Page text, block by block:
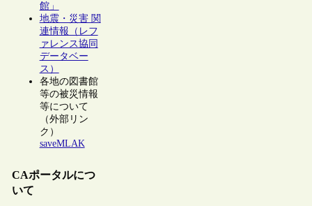
館」
地震・災害 関
連情報（レフ
ァレンス協同
データベー
ス）
各地の図書館
等の被災情報
等について
（外部リン
ク）
saveMLAK
CAポータルにつ
いて